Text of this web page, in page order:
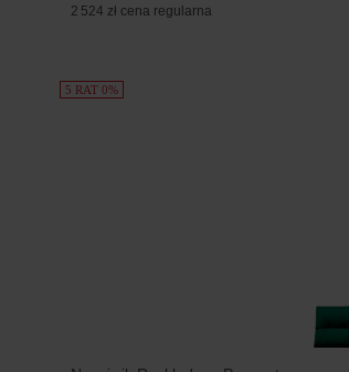
2 524 zł cena regularna
5 RAT 0%